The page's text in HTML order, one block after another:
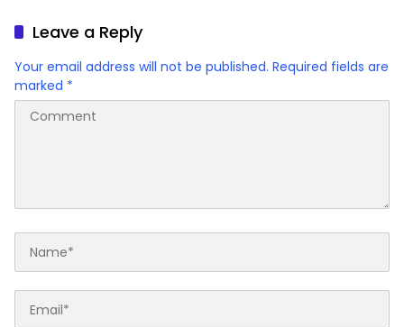
Leave a Reply
Your email address will not be published. Required fields are
marked *